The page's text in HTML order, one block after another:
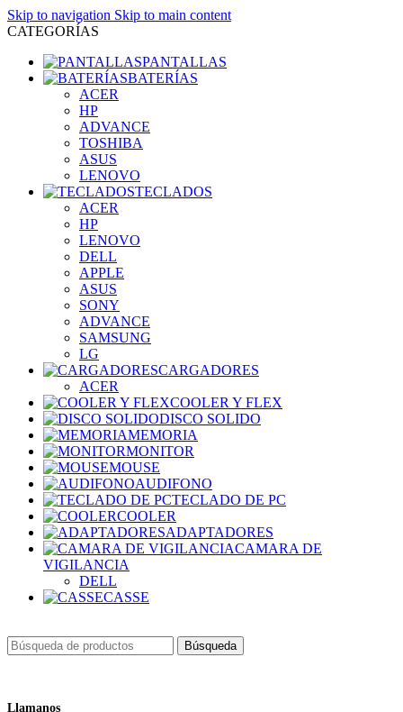
Skip to navigation Skip to main content
CATEGORÍAS
PANTALLAS
BATERÍAS
ACER
HP
ADVANCE
TOSHIBA
ASUS
LENOVO
TECLADOS
ACER
HP
LENOVO
DELL
APPLE
ASUS
SONY
ADVANCE
SAMSUNG
LG
CARGADORES
ACER
COOLER Y FLEX
DISCO SOLIDO
MEMORIA
MONITOR
MOUSE
AUDIFONO
TECLADO DE PC
COOLER
ADAPTADORES
CAMARA DE
VIGILANCIA
DELL
CASSE
Búsqueda
Llamanos